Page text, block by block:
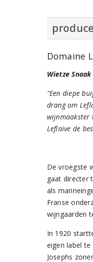
Domaine
Wietze
"Een diepe
drang om
wijnmaakster
Leflaive de
De vroegste
gaat directer
als
Franse
wijngaarden
In 1920
eigen label
Josephs